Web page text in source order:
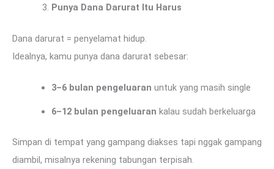
Punya Dana Darurat Itu Harus
Dana darurat = penyelamat hidup.
Idealnya, kamu punya dana darurat sebesar:
3–6 bulan pengeluaran untuk yang masih single
6–12 bulan pengeluaran kalau sudah berkeluarga
Simpan di tempat yang gampang diakses tapi nggak gampang
diambil, misalnya rekening tabungan terpisah.